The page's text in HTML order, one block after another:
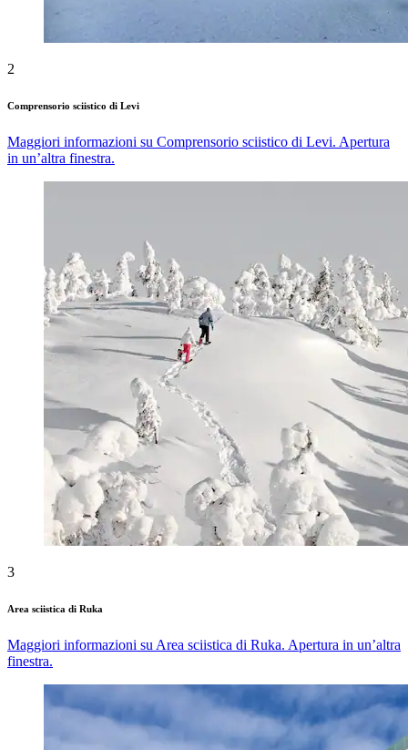
2
Comprensorio sciistico di Levi
Maggiori informazioni su Comprensorio sciistico di Levi. Apertura
in un’altra finestra.
3
Area sciistica di Ruka
Maggiori informazioni su Area sciistica di Ruka. Apertura in un’altra
finestra.